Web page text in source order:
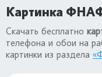
Картинка
Скачать бесплатно
телефона и обои на
картинки из раздела